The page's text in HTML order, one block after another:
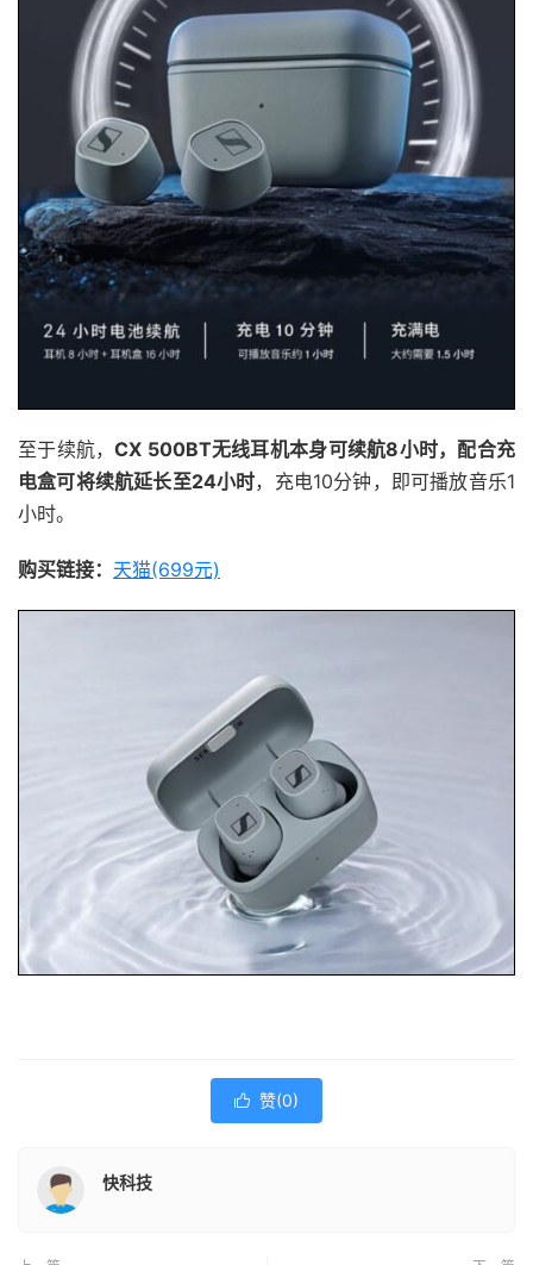
至于续航，CX 500BT无线耳机本身可续航8小时，配合充
电盒可将续航延长至24小时，充电10分钟，即可播放音乐1
小时。
购买链接： 天猫(699元)
 赞(0)
快科技